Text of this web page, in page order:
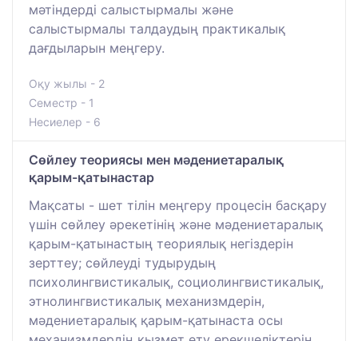
мәтіндерді салыстырмалы және
салыстырмалы талдаудың практикалық
дағдыларын меңгеру.
Оқу жылы - 2
Семестр - 1
Несиелер - 6
Сөйлеу теориясы мен мәдениетаралық
қарым-қатынастар
Мақсаты - шет тілін меңгеру процесін басқару
үшін сөйлеу әрекетінің және мәдениетаралық
қарым-қатынастың теориялық негіздерін
зерттеу; сөйлеуді тудырудың
психолингвистикалық, социолингвистикалық,
этнолингвистикалық механизмдерін,
мәдениетаралық қарым-қатынаста осы